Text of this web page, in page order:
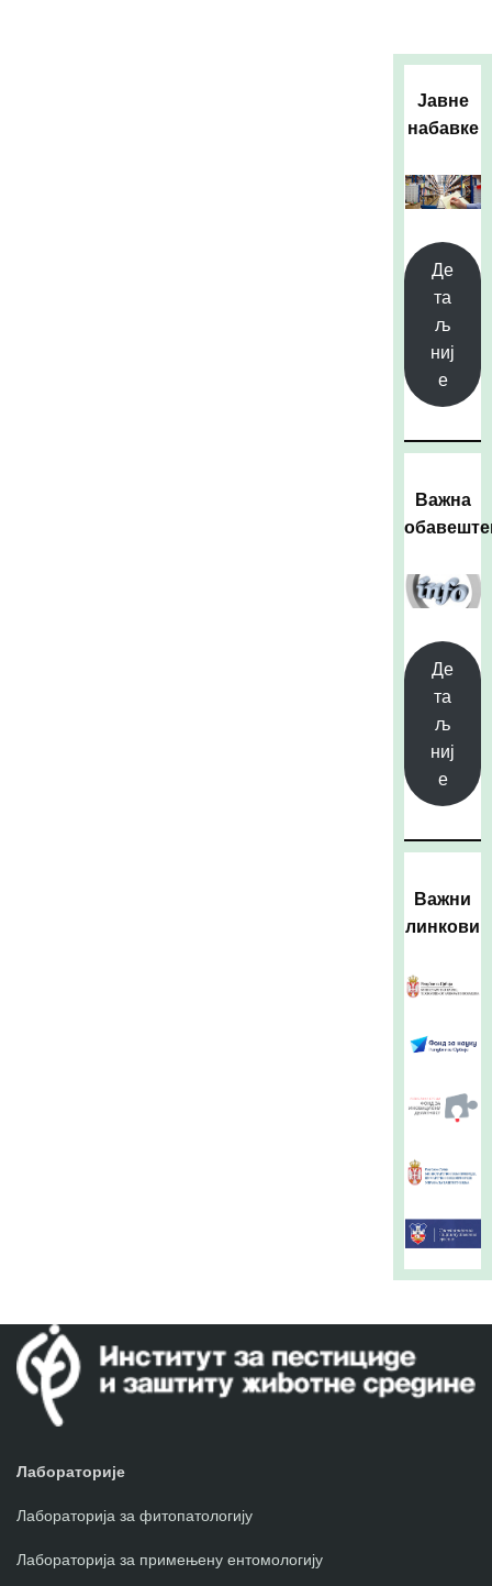
Јавне
набавке
Де
та
љ
ниј
е
Важна
Де
та
љ
ниј
е
Важни
линкови
Лабораторије
Лабораторија за фитопатологију
Лабораторија за примењену ентомологију